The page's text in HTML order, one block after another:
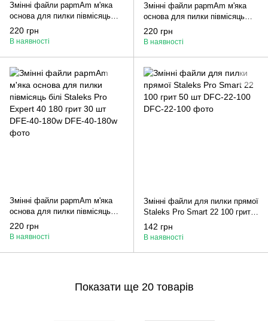
Змінні файли papmAm м'яка
основа для пилки півмісяць
білі Staleks Pro Expert 40 100
грит 30 шт DFE-40-100w
220 грн
В наявності
Змінні файли papmAm м'яка
основа для пилки півмісяць
білі Staleks Pro Expert 40 150
грит 30 шт DFE-40-150w
220 грн
В наявності
Змінні файли papmAm м'яка
основа для пилки півмісяць
білі Staleks Pro Expert 40 180
грит 30 шт DFE-40-180w
220 грн
В наявності
Змінні файли для пилки прямої
Staleks Pro Smart 22 100 грит
50 шт DFC-22-100
142 грн
В наявності
Показати ще 20 товарів